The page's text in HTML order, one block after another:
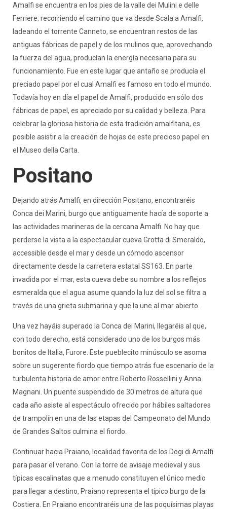
Amalfi se encuentra en los pies de la valle dei Mulini e delle
Ferriere: recorriendo el camino que va desde Scala a Amalfi,
ladeando el torrente Canneto, se encuentran restos de las
antiguas fábricas de papel y de los mulinos que, aprovechando
la fuerza del agua, producían la energía necesaria para su
funcionamiento. Fue en este lugar que antaño se producía el
preciado papel por el cual Amalfi es famoso en todo el mundo.
Todavía hoy en día el papel de Amalfi, producido en sólo dos
fábricas de papel, es apreciado por su calidad y belleza. Para
celebrar la gloriosa historia de esta tradición amalfitana, es
posible asistir a la creación de hojas de este precioso papel en
el Museo della Carta.
Positano
Dejando atrás Amalfi, en dirección Positano, encontraréis
Conca dei Marini, burgo que antiguamente hacía de soporte a
las actividades marineras de la cercana Amalfi. No hay que
perderse la vista a la espectacular cueva Grotta di Smeraldo,
accessible desde el mar y desde un cómodo ascensor
directamente desde la carretera estatal SS163. En parte
invadida por el mar, esta cueva debe su nombre a los reflejos
esmeralda que el agua asume quando la luz del sol se filtra a
través de una grieta submarina y que la une al mar abierto.
Una vez hayáis superado la Conca dei Marini, llegaréis al que,
con todo derecho, está considerado uno de los burgos más
bonitos de Italia, Furore. Este pueblecito minúsculo se asoma
sobre un sugerente fiordo que tiempo atrás fue escenario de la
turbulenta historia de amor entre Roberto Rossellini y Anna
Magnani. Un puente suspendido de 30 metros de altura que
cada año asiste al espectáculo ofrecido por hábiles saltadores
de trampolín en una de las etapas del Campeonato del Mundo
de Grandes Saltos culmina el fiordo.
Continuar hacia Praiano, localidad favorita de los Dogi di Amalfi
para pasar el verano. Con la torre de avisaje medieval y sus
típicas escalinatas que a menudo constituyen el único medio
para llegar a destino, Praiano representa el típico burgo de la
Costiera. En Praiano encontraréis una de las poquísimas playas